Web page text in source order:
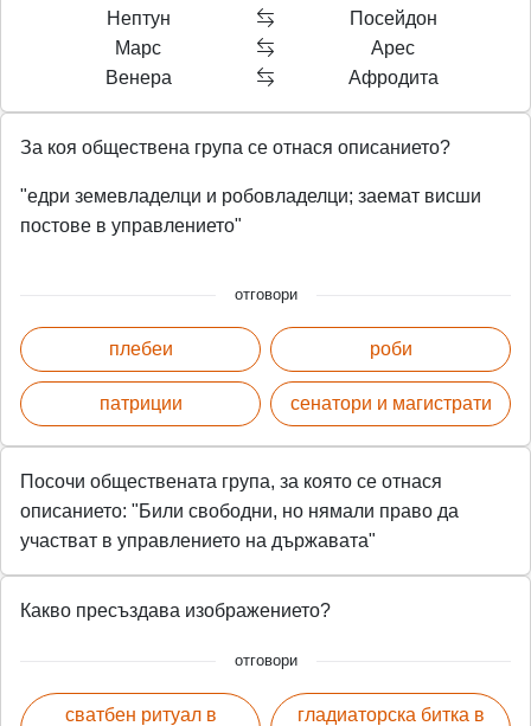
Нептун
Посейдон
Марс
Арес
Венера
Афродита
За коя обществена група се отнася описанието?
"едри земевладелци и робовладелци; заемат висши
постове в управлението"
отговори
плебеи
патриции
роби
сенатори и магистрати
Посочи обществената група, за която се отнася
описанието: "Били свободни, но нямали право да
участват в управлението на държавата"
Какво пресъздава изображението?
отговори
сватбен ритуал в
гладиаторска битка в